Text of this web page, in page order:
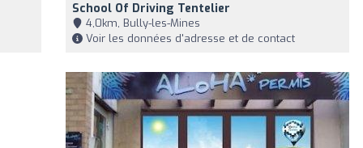
School Of Driving Tentelier
4,0km, Bully-les-Mines
Voir les données d'adresse et de contact